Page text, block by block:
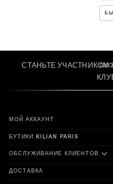
СТАНЬТЕ
МОЙ АККАУНТ
БУТИКИ KILIAN PARIS
ОБСЛУЖИВАНИЕ КЛИЕНТОВ
ДОСТАВКА